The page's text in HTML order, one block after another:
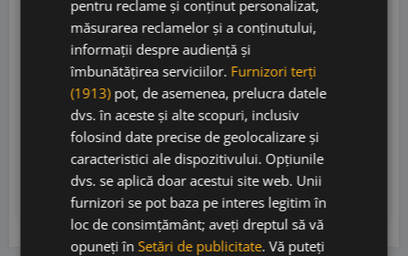
Opus One 2021
Opus One• SUA• Napa Valley• 14.5%
2.200,00lei
Adaugă în coș
pentru reclame și conținut personalizat,
măsurarea reclamelor și a conținutului,
informații despre audiență și
îmbunătățirea serviciilor. Furnizori terți
(1913)pot, de asemenea, prelucra datele
dvs. în aceste și alte scopuri, inclusiv
folosind date precise de geolocalizare și
caracteristici ale dispozitivului. Opțiunile
dvs. se aplică doar acestui site web. Unii
furnizori se pot baza pe interes legitim în
loc de consimțământ; aveți dreptul să vă
opuneți în Setări de publicitate. Vă puteți